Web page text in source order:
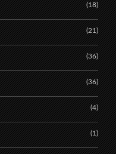
(18)
(21)
(36)
(36)
(4)
(1)